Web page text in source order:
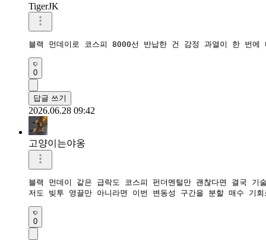
TigerJK
블랙 먼데이로 코스피 8000선 반납한 건 감정 과열이 한 번
0
답글 쓰기
2026.06.28 09:42
고양이는야옹
블랙 먼데이 같은 급락도 코스피 펀더멘털만 괜찮다면 결국
저도 빚투 영끌만 아니라면 이번 변동성 구간을 분할 매수
0